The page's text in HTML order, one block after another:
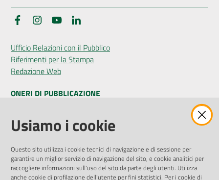
FacebookInstagramYouTube
Ufficio Relazioni con il Pubblico
Riferimenti per la Stampa
Redazione Web
ONERI DI PUBBLICAZIONE
Amministrazione Trasparente
Pubblicità legale
Privacy Policy
Attuazione Misure PNRR
Liste di Attesa
Usiamo i cookie
Questo sito utilizza i cookie tecnici di navigazione e di sessione per
garantire un miglior servizio di navigazione del sito, e cookie analitici per
raccogliere informazioni sull'uso del sito da parte degli utenti. Utilizza
anche cookie di profilazione dell'utente per fini statistici. Per i cookie di